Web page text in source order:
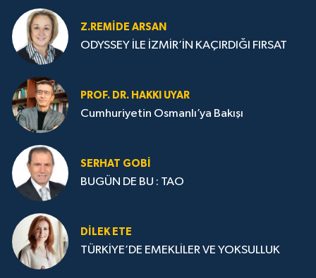
Z.REMIDE ARSAN
ODYSSEY İLE İZMİR’İN KAÇIRDIĞI FIRSAT
PROF. DR. HAKKI UYAR
Cumhuriyetin Osmanlı’ya Bakışı
SERHAT GOBİ
BUGÜN DE BU : TAO
DILEK ETE
TÜRKİYE’DE EMEKLİLER VE YOKSULLUK